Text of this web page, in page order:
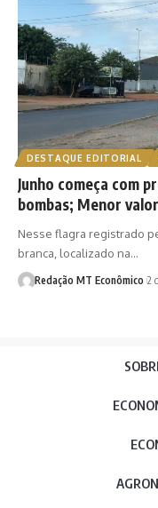
DESTAQUE EDITORIAL
Junho começa com
bombas; Menor
Nesse flagra registrado
branca, localizado na…
Redação MT Econômico 2